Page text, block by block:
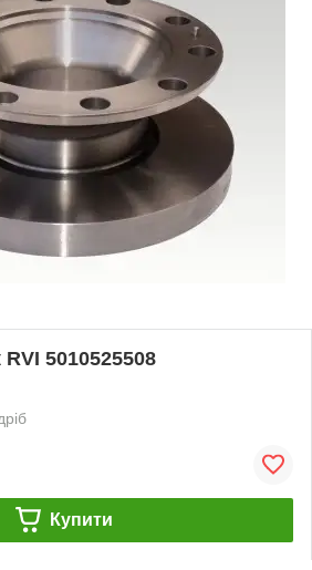
5010525508
Купити